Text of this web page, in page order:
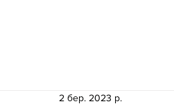
2 бер. 2023 р.